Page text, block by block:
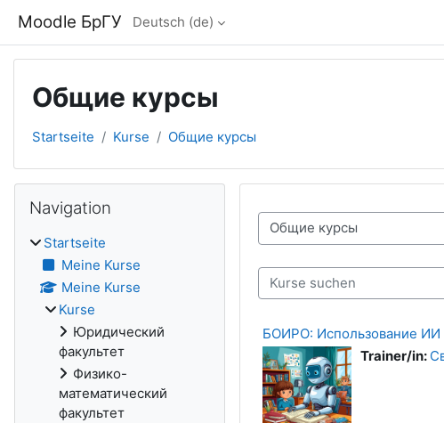
Moodle БрГУ Deutsch ‎(de)‎
Общие курсы
Startseite Kurse Общие курсы
Kursbereiche
Kurse suchen
БОИРО: Использование ИИ
Trainer/in:
Blöcke
Navigation
Startseite
Meine Kurse
Meine Kurse
Kurse
Юридический
факультет
Физико-
математический
факультет